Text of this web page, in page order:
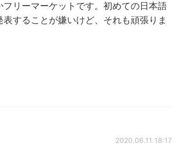
リーマーケットです。初めての日本語
することが嫌いけど、それも頑張りま
2020.06.11 18:17